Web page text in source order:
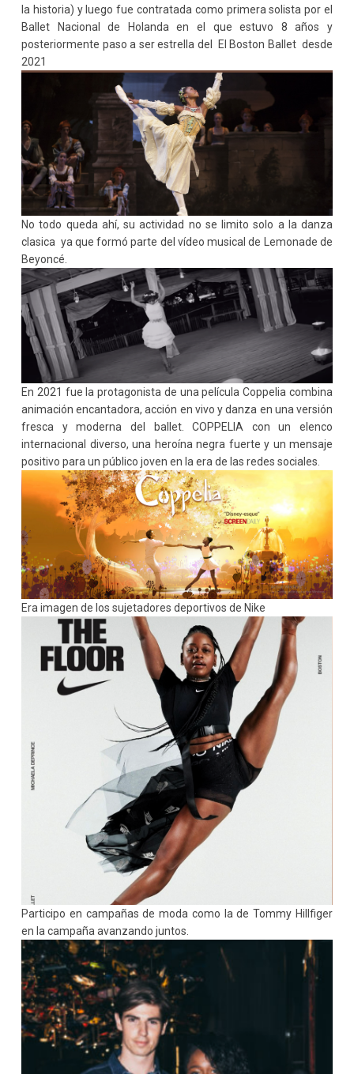
la historia) y luego fue contratada como primera solista por el
Ballet Nacional de Holanda en el que estuvo 8 años y
posteriormente paso a ser estrella del El Boston Ballet desde
2021
No todo queda ahí, su actividad no se limito solo a la danza
clasica ya que formó parte del vídeo musical de Lemonade de
Beyoncé.
En 2021 fue la protagonista de una película Coppelia combina
animación encantadora, acción en vivo y danza en una versión
fresca y moderna del ballet. COPPELIA con un elenco
internacional diverso, una heroína negra fuerte y un mensaje
positivo para un público joven en la era de las redes sociales.
Era imagen de los sujetadores deportivos de Nike
Participo en campañas de moda como la de Tommy Hillfiger
en la campaña avanzando juntos.